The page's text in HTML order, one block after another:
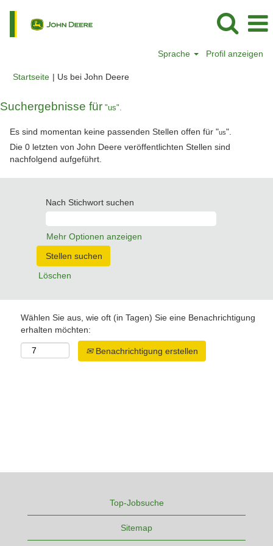
Sprache Profil anzeigen
Startseite | Us bei John Deere(aktuelle
Suchergebnisse für "us".
Es sind momentan keine passenden Stellen offen für "us".
Die 0 letzten von John Deere veröffentlichten Stellen sind
nachfolgend aufgeführt.
Nach Stichwort suchen
Mehr Optionen anzeigen
Löschen
Wählen Sie aus, wie oft (in Tagen) Sie eine Benachrichtigung
erhalten möchten:
Benachrichtigung erstellen
Top-Jobsuche
Sitemap